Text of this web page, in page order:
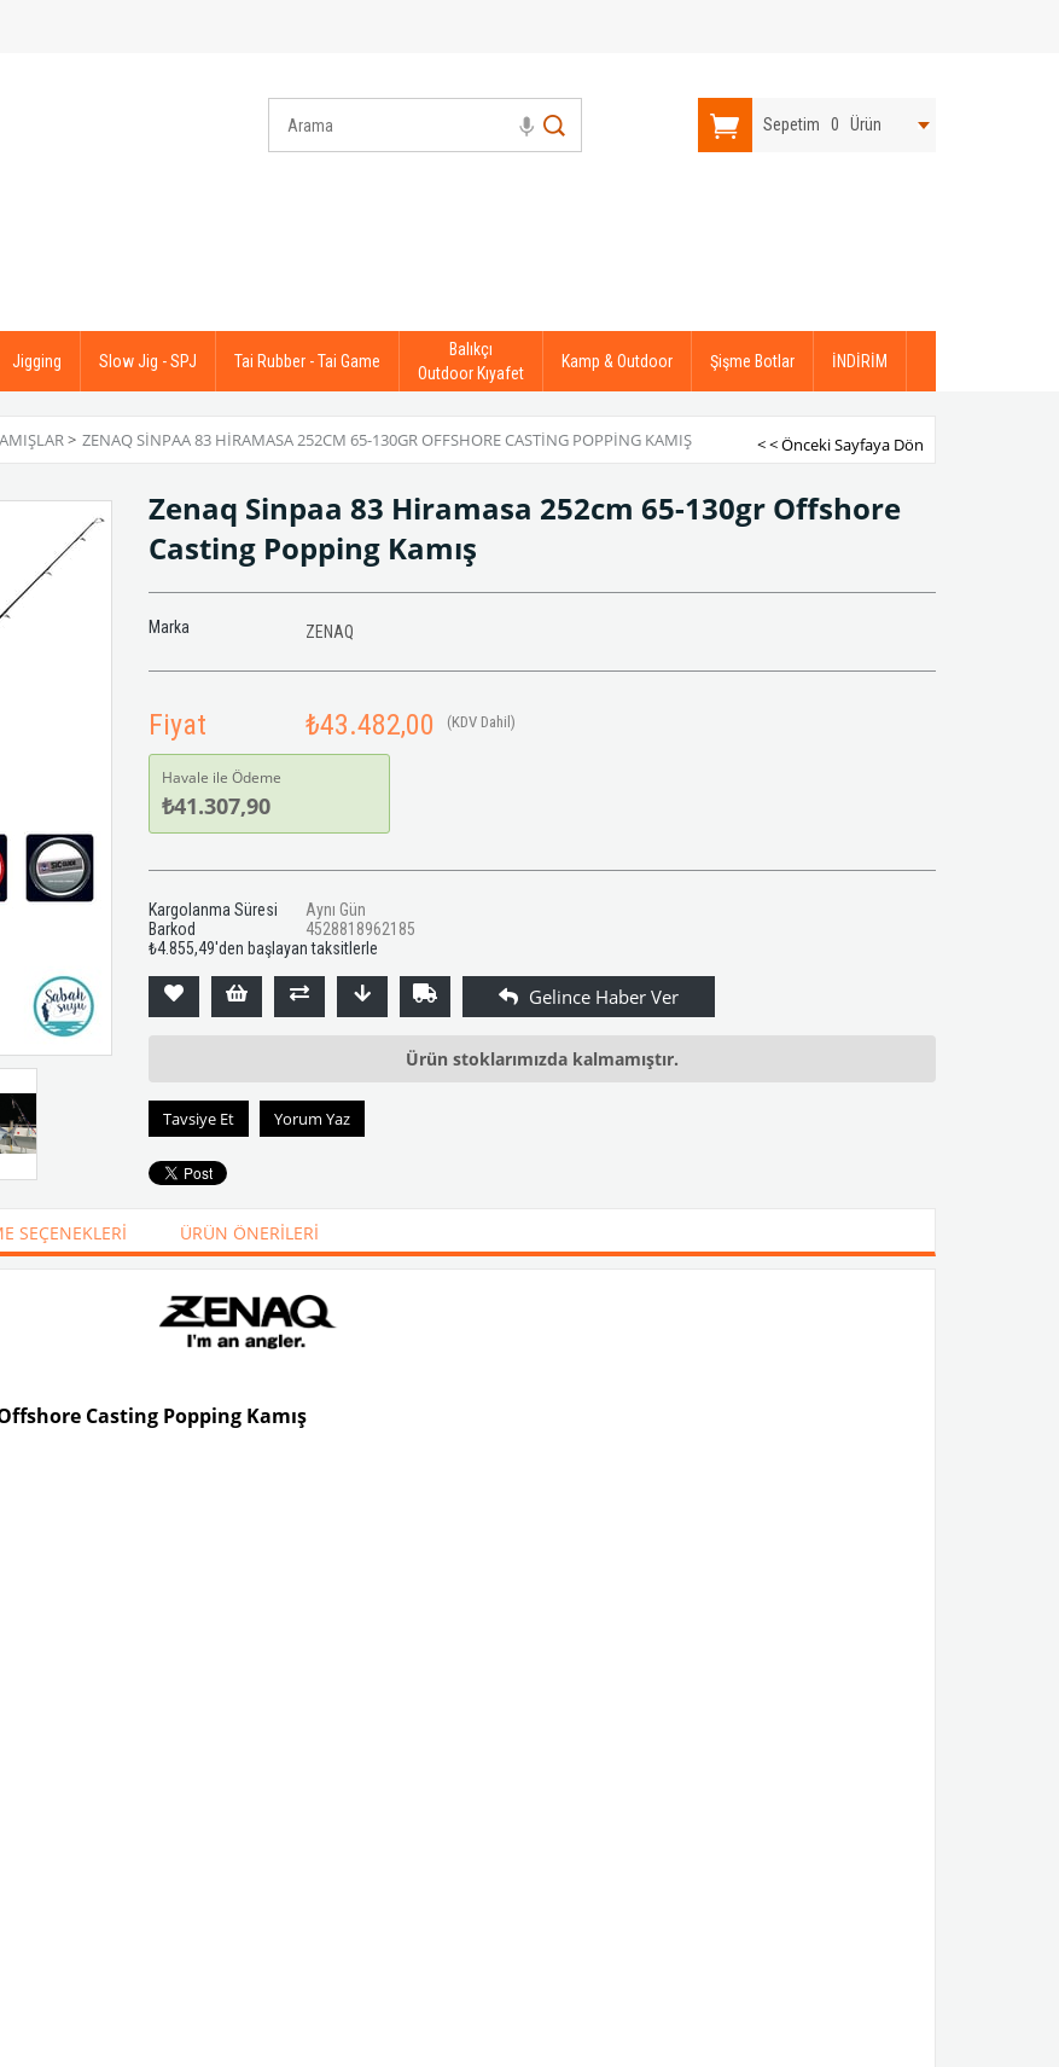
Sepetim 0 Ürün
Jigging Slow Jig - SPJ Tai Rubber - Tai Game
Balıkçı
Outdoor Kıyafet
Kamp & Outdoor Şişme Botlar İNDİRİM
> ZENAQ SINPAA 83 HIRAMASA 252CM 65-130GR OFFSHORE CASTING POPPING KAMIŞ < < Önceki Sayfaya Dön
Zenaq Sinpaa 83 Hiramasa 252cm 65-130gr Offshore
Casting Popping Kamış
Marka ZENAQ
Fiyat ₺43.482,00 (KDV Dahil)
Havale ile Ödeme
₺41.307,90
Kargolanma Süresi
Aynı Gün
Barkod
4528818962185
₺4.855,49'den başlayan taksitlerle
Ürün stoklarımızda kalmamıştır.
Tavsiye Et Yorum Yaz
SEÇENEKLERI ÜRÜN ÖNERILERI
Casting Popping Kamış